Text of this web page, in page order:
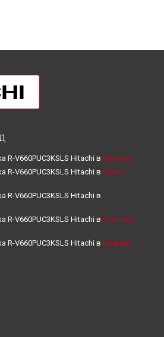
R-V660PUC3KSLS Hitachi в Москве
R-V660PUC3KSLS Hitachi в Санкт-
R-V660PUC3KSLS Hitachi в
R-V660PUC3KSLS Hitachi в Ростове-
R-V660PUC3KSLS Hitachi в Нижнем
V660PUC3KSLS Hitachi в